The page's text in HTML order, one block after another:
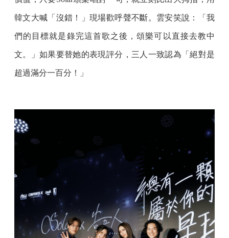
韓文大喊「沒錯！」現場歡呼聲不斷。雲安笑說：「我
們的目標就是錄完這首歌之後，頌樂可以直接去教中
文。」如果要替她的表現評分，三人一致認為「絕對是
超過滿分一百分！」